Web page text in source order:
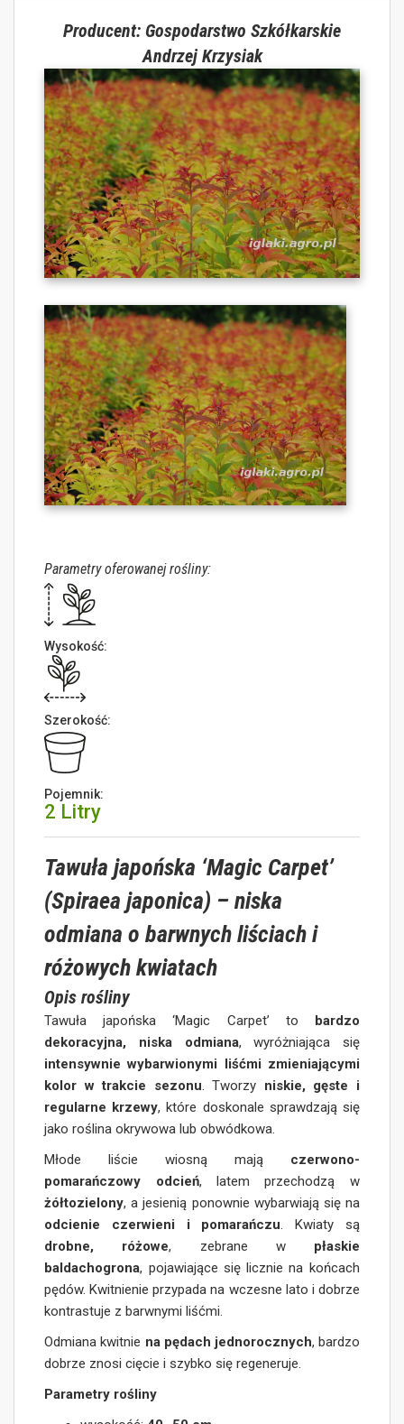
Producent: Gospodarstwo Szkółkarskie
Andrzej Krzysiak
Parametry oferowanej rośliny:
Wysokość:
Szerokość:
Pojemnik:
2 Litry
Tawuła japońska ‘Magic Carpet’
(Spiraea japonica) – niska
odmiana o barwnych liściach i
różowych kwiatach
Opis rośliny
Tawuła japońska ‘Magic Carpet’ to bardzo
dekoracyjna, niska odmiana, wyróżniająca się
intensywnie wybarwionymi liśćmi zmieniającymi
kolor w trakcie sezonu. Tworzy niskie, gęste i
regularne krzewy, które doskonale sprawdzają się
jako roślina okrywowa lub obwódkowa.
Młode liście wiosną mają czerwono-
pomarańczowy odcień, latem przechodzą w
żółtozielony, a jesienią ponownie wybarwiają się na
odcienie czerwieni i pomarańczu. Kwiaty są
drobne, różowe, zebrane w płaskie
baldachogrona, pojawiające się licznie na końcach
pędów. Kwitnienie przypada na wczesne lato i dobrze
kontrastuje z barwnymi liśćmi.
Odmiana kwitnie na pędach jednorocznych, bardzo
dobrze znosi cięcie i szybko się regeneruje.
Parametry rośliny